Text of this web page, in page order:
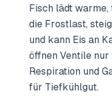
Fisch lädt
die Frostlast,
und kann Eis an
öffnen Ventile
Respiration und
für Tiefkühlgut.